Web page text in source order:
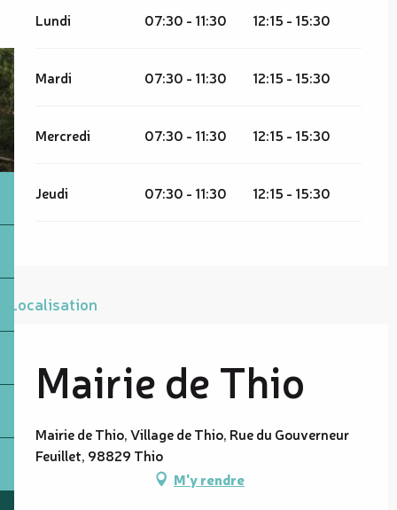
Lundi 07:30 - 11:30 12:15 - 15:30
Mardi 07:30 - 11:30 12:15 - 15:30
Mercredi 07:30 - 11:30 12:15 - 15:30
Jeudi 07:30 - 11:30 12:15 - 15:30
Localisation
Mairie de Thio
Mairie de Thio, Village de Thio, Rue du Gouverneur
Feuillet, 98829 Thio
M'y rendre